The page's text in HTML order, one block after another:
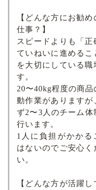
【どんな方にお勧め
仕事？】
スピードよりも「正
ていねいに進めるこ
を大切にしている職
す。
20〜40kg程度の商品
動作業がありますが
ず2〜3人のチーム体
行います。
1人に負担がかかる
はないのでご安心く
い。
【どんな方が活躍し